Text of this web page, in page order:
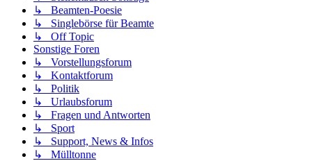
↳ Beamten-Poesie
↳ Singlebörse für Beamte
↳ Off Topic
Sonstige Foren
↳ Vorstellungsforum
↳ Kontaktforum
↳ Politik
↳ Urlaubsforum
↳ Fragen und Antworten
↳ Sport
↳ Support, News & Infos
↳ Mülltonne